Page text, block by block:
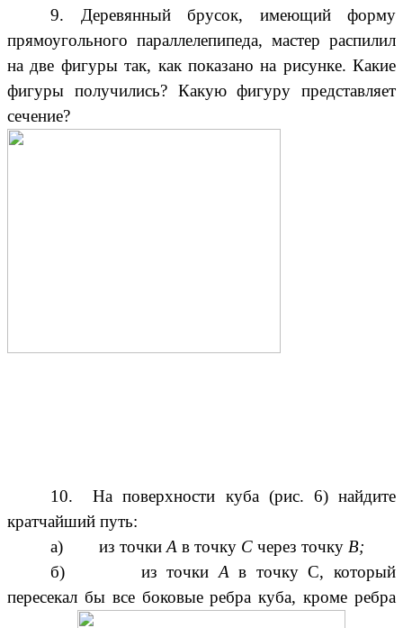
9. Деревянный брусок, имеющий форму
прямоугольного параллелепипеда, мастер распилил
на две фигуры так, как показано на рисунке. Какие
фигуры получились? Какую фигуру представляет
сечение?
10. На поверхности куба (рис. 6) найдите
кратчайший путь:
а) из точки А в точку С через точку В;
б) из точки Ав точку С, который
пересекал бы все боковые ребра куба, кроме ребра